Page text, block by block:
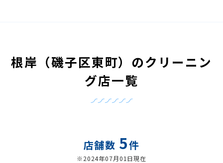
根岸（磯子区東町）のクリーニン
グ店一覧
店舗数 5件
※2024年07月01日現在